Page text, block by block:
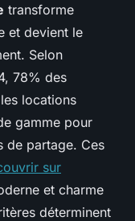
transforme
et devient le
Selon
78% des
locations
gamme pour
de partage. Ces
sur
et charme
déterminent